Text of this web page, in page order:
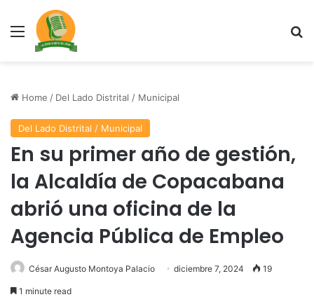
Menu
Home / Del Lado Distrital / Municipal
Del Lado Distrital / Municipal
En su primer año de gestión,
la Alcaldía de Copacabana
abrió una oficina de la
Agencia Pública de Empleo
César Augusto Montoya Palacio diciembre 7, 2024 19
1 minute read